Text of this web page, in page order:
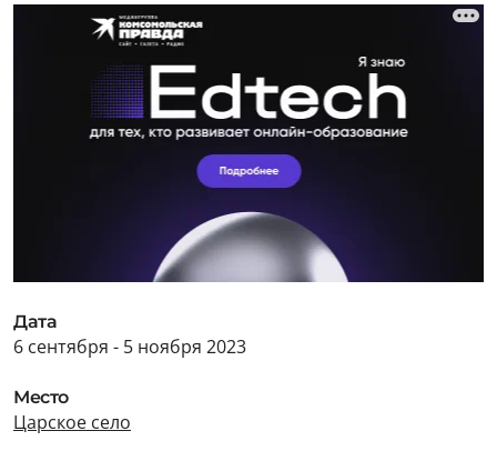
Дата
6 сентября - 5 ноября 2023
Место
Царское село